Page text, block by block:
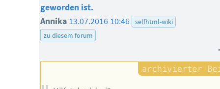
geworden ist.
Annika 13.07.2016 10:46
selfhtml-wiki
zu diesem forum